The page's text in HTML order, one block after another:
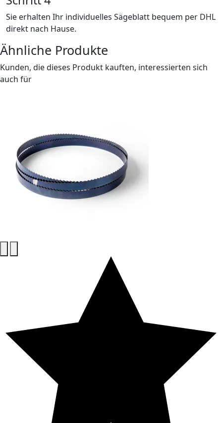
Sie erhalten Ihr individuelles Sägeblatt bequem per DHL
direkt nach Hause.
Ähnliche Produkte
Kunden, die dieses Produkt kauften, interessierten sich
auch für